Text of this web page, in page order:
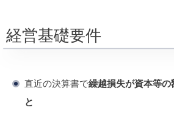
経営基礎要件
直近の決算書で繰越損失が資本等の
と